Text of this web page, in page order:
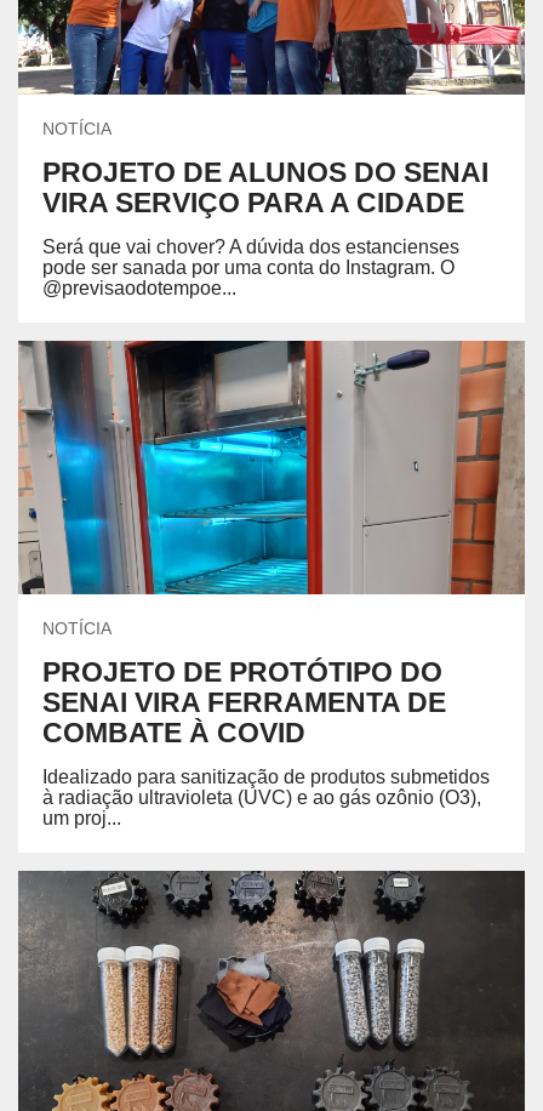
NOTÍCIA
PROJETO DE ALUNOS DO SENAI
VIRA SERVIÇO PARA A CIDADE
Será que vai chover? A dúvida dos estancienses
pode ser sanada por uma conta do Instagram. O
@previsaodotempoe...
NOTÍCIA
PROJETO DE PROTÓTIPO DO
SENAI VIRA FERRAMENTA DE
COMBATE À COVID
Idealizado para sanitização de produtos submetidos
à radiação ultravioleta (UVC) e ao gás ozônio (O3),
um proj...